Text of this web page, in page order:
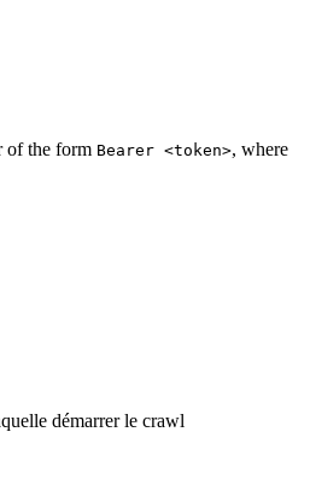
of the form Bearer <token>, where
démarrer le crawl